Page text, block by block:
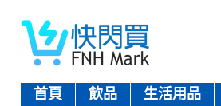
首頁 飲品 生活用品